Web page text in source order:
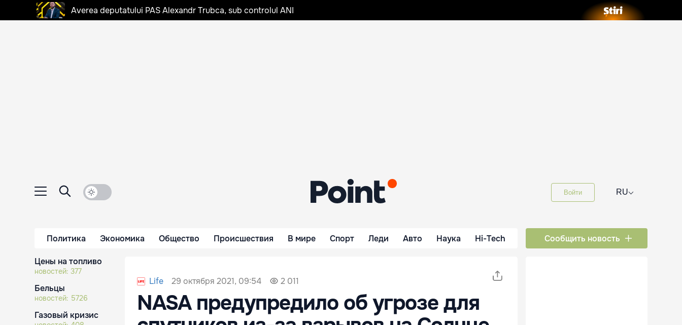
Averea deputatului PAS Alexandr Trubca, sub controlul ANI
Войти RU⌵
Политика Экономика Общество Происшествия В мире Спорт Леди Авто Наука Hi-Tech Сообщить новость
Цены на топливо
новостей: 377
Бельцы
новостей: 5726
Газовый кризис
Life 29 октября 2021, 09:54 2 011
NASA предупредило об угрозе для